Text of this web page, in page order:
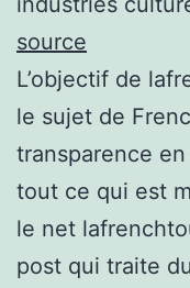
source
L’objectif de
le sujet de
transparence
tout ce qui est
le net
post qui traite